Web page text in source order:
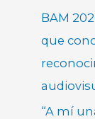
BAM
que
“A mí